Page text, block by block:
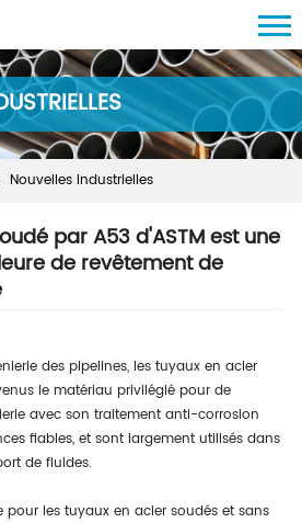
Nouvelles industrielles
par A53 d'ASTM est une
de revêtement de
des pipelines, les tuyaux en acier
le matériau privilégié pour de
avec son traitement anti-corrosion
fiables, et sont largement utilisés dans
de fluides.
pour les tuyaux en acier soudés et sans